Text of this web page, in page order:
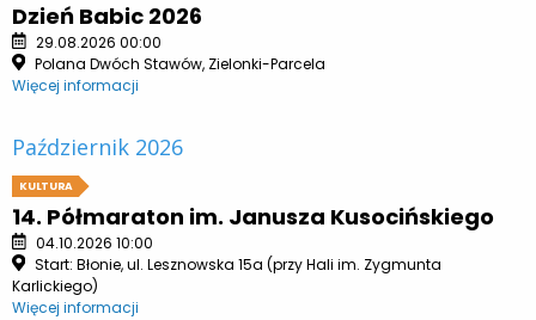
Dzień Babic 2026
29.08.2026 00:00
Polana Dwóch Stawów, Zielonki-Parcela
Więcej informacji
Październik 2026
KULTURA
14. Półmaraton im. Janusza Kusocińskiego
04.10.2026 10:00
Start: Błonie, ul. Lesznowska 15a (przy Hali im. Zygmunta
Karlickiego)
Więcej informacji